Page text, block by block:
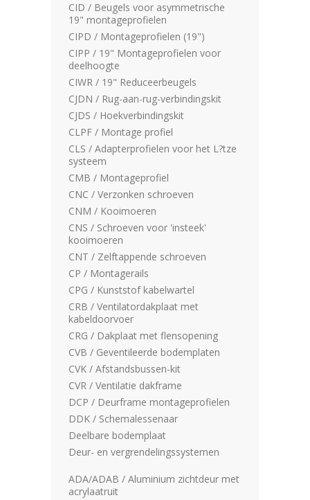
CID / Beugels voor asymmetrische
19" montageprofielen
CIPD / Montageprofielen (19")
CIPP / 19" Montageprofielen voor
deelhoogte
CIWR / 19" Reduceerbeugels
CJDN / Rug-aan-rug-verbindingskit
CJDS / Hoekverbindingskit
CLPF / Montage profiel
CLS / Adapterprofielen voor het L?tze
systeem
CMB / Montageprofiel
CNC / Verzonken schroeven
CNM / Kooimoeren
CNS / Schroeven voor 'insteek'
kooimoeren
CNT / Zelftappende schroeven
CP / Montagerails
CPG / Kunststof kabelwartel
CRB / Ventilatordakplaat met
kabeldoorvoer
CRG / Dakplaat met flensopening
CVB / Geventileerde bodemplaten
CVK / Afstandsbussen-kit
CVR / Ventilatie dakframe
DCP / Deurframe montageprofielen
DDK / Schemalessenaar
Deelbare bodemplaat
Deur- en vergrendelingssystemen
ADA/ADAB / Aluminium zichtdeur met
acrylaatruit